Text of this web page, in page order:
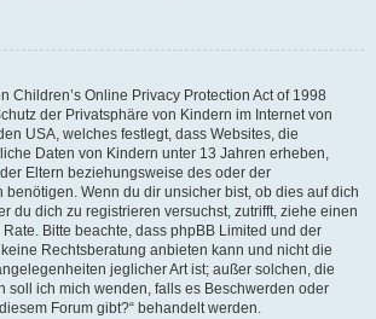
Children’s Online Privacy Protection Act of 1998
der Privatsphäre von Kindern im Internet von
USA, welches festlegt, dass Websites, die
Daten von Kindern unter 13 Jahren erheben,
Eltern beziehungsweise des oder der
benötigen. Wenn du dir unsicher bist, ob dies auf dich
du dich zu registrieren versuchst, zutrifft, ziehe einen
Bitte beachte, dass phpBB Limited und der
Rechtsberatung anbieten kann und nicht die
jeglicher Art ist; außer solchen, die
soll ich mich wenden, falls es Beschwerden oder
Forum gibt?“ behandelt werden.